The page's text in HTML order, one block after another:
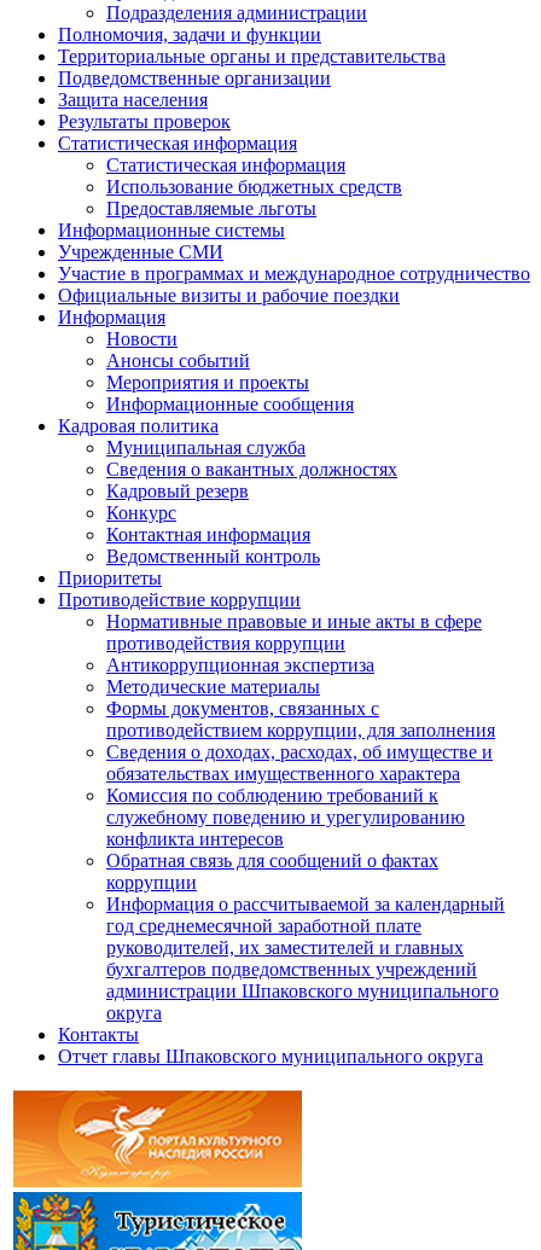
Подразделения администрации
Полномочия, задачи и функции
Территориальные органы и представительства
Подведомственные организации
Защита населения
Результаты проверок
Статистическая информация
Статистическая информация
Использование бюджетных средств
Предоставляемые льготы
Информационные системы
Учрежденные СМИ
Участие в программах и международное сотрудничество
Официальные визиты и рабочие поездки
Информация
Новости
Анонсы событий
Мероприятия и проекты
Информационные сообщения
Кадровая политика
Муниципальная служба
Сведения о вакантных должностях
Кадровый резерв
Конкурс
Контактная информация
Ведомственный контроль
Приоритеты
Противодействие коррупции
Нормативные правовые и иные акты в сфере
противодействия коррупции
Антикоррупционная экспертиза
Методические материалы
Формы документов, связанных с
противодействием коррупции, для заполнения
Сведения о доходах, расходах, об имуществе и
обязательствах имущественного характера
Комиссия по соблюдению требований к
служебному поведению и урегулированию
конфликта интересов
Обратная связь для сообщений о фактах
коррупции
Информация о рассчитываемой за календарный
год среднемесячной заработной плате
руководителей, их заместителей и главных
бухгалтеров подведомственных учреждений
администрации Шпаковского муниципального
округа
Контакты
Отчет главы Шпаковского муниципального округа